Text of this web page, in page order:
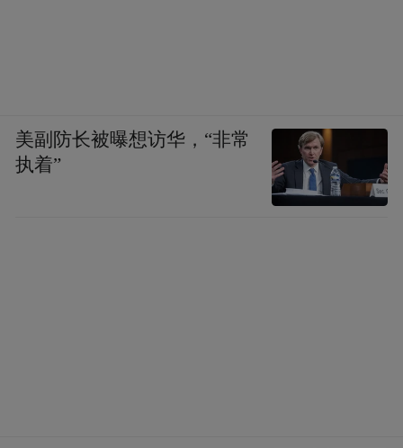
美副防长被曝想访华，“非常
执着”